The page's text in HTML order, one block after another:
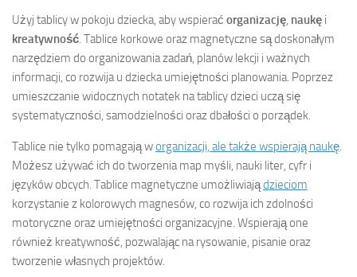
Użyj tablicy w pokoju dziecka, aby wspierać organizację, naukę i
kreatywność. Tablice korkowe oraz magnetyczne są doskonałym
narzędziem do organizowania zadań, planów lekcji i ważnych
informacji, co rozwija u dziecka umiejętności planowania. Poprzez
umieszczanie widocznych notatek na tablicy dzieci uczą się
systematyczności, samodzielności oraz dbałości o porządek.
Tablice nie tylko pomagają worganizacji, ale także wspierają naukę.
Możesz używać ich do tworzenia map myśli, nauki liter, cyfr i
języków obcych. Tablice magnetyczne umożliwiajądzieciom
korzystanie z kolorowych magnesów, co rozwija ich zdolności
motoryczne oraz umiejętności organizacyjne. Wspierają one
również kreatywność, pozwalając na rysowanie, pisanie oraz
tworzenie własnych projektów.